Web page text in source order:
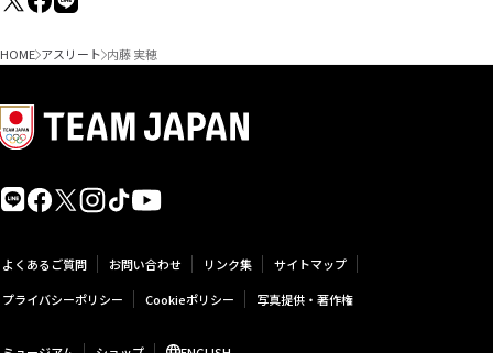
HOME アスリート 内藤 実穂
よくあるご質問 お問い合わせ リンク集
サイトマップ
プライバシーポリシー
Cookieポリシー 写真提供・著作権